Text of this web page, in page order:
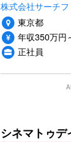
株式会社サーチ
東京都
年収350万円
正社員
シネマトゥ